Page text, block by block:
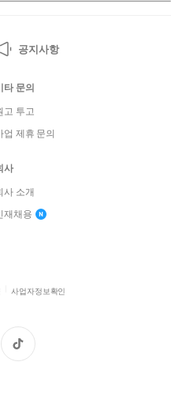
공지사항
타 문의
고 투고
업 제휴 문의
사
사 소개
재채용
사업자정보확인
틱
톡